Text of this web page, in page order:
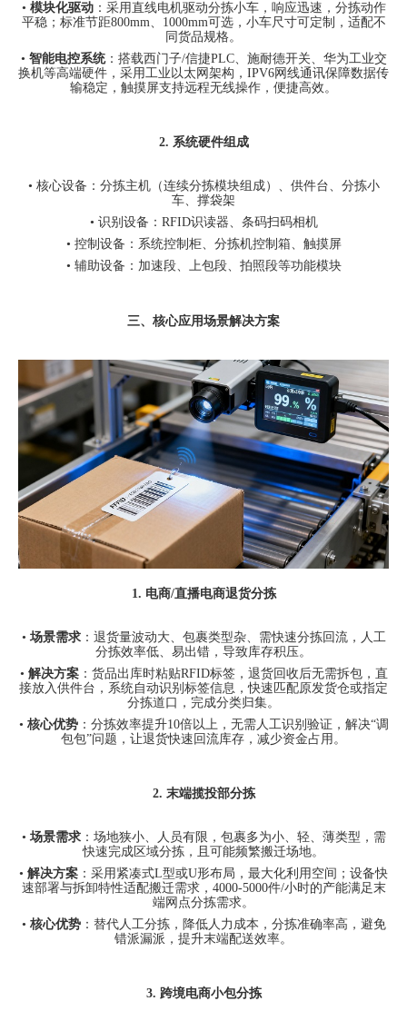
• 模块化驱动：采用直线电机驱动分拣小车，响应迅速，分拣动作
平稳；标准节距800mm、 1000mm可选，小车尺寸可定制，适配不
同货品规格。
• 智能电控系统：搭载西门子/信捷PLC、施耐德开关、华为工业交
换机等高端硬件，采用工业以太网架构， IPV6网线通讯保障数据传
输稳定，触摸屏支持远程无线操作，便捷高效。
2. 系统硬件组成
• 核心设备：分拣主机（连续分拣模块组成）、供件台、分拣小
车、撑袋架
• 识别设备： RFID识读器、条码扫码相机
• 控制设备：系统控制柜、分拣机控制箱、触摸屏
• 辅助设备：加速段、上包段、拍照段等功能模块
三、核心应用场景解决方案
1. 电商/直播电商退货分拣
• 场景需求：退货量波动大、包裹类型杂、需快速分拣回流，人工
分拣效率低、易出错，导致库存积压。
• 解决方案：货品出库时粘贴RFID标签，退货回收后无需拆包，直
接放入供件台，系统自动识别标签信息，快速匹配原发货仓或指定
分拣道口，完成分类归集。
• 核心优势：分拣效率提升10倍以上，无需人工识别验证，解决“调
包包”问题，让退货快速回流库存，减少资金占用。
2. 末端揽投部分拣
• 场景需求：场地狭小、人员有限，包裹多为小、轻、薄类型，需
快速完成区域分拣，且可能频繁搬迁场地。
• 解决方案 ：采用紧凑式L型或U形布局，最大化利用空间；设备快
速部署与拆卸特性适配搬迁需求， 4000-5000件/小时的产能满足末
端网点分拣需求。
• 核心优势：替代人工分拣，降低人力成本，分拣准确率高，避免
错派漏派，提升末端配送效率。
3. 跨境电商小包分拣